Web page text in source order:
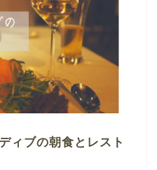
ィブの朝食とレスト